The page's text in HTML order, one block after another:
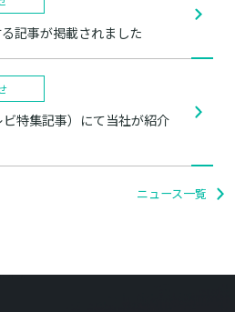
ニュース一覧
記事が掲載されました
特集記事）にて当社が紹介